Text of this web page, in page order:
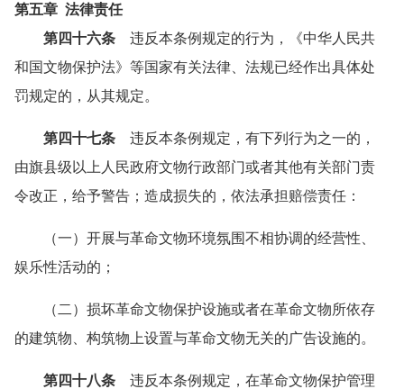
第五章 法律责任
第四十六条 违反本条例规定的行为，《中华人民共
和国文物保护法》等国家有关法律、法规已经作出具体处
罚规定的，从其规定。
第四十七条 违反本条例规定，有下列行为之一的，
由旗县级以上人民政府文物行政部门或者其他有关部门责
令改正，给予警告；造成损失的，依法承担赔偿责任：
（一）开展与革命文物环境氛围不相协调的经营性、
娱乐性活动的；
（二）损坏革命文物保护设施或者在革命文物所依存
的建筑物、构筑物上设置与革命文物无关的广告设施的。
第四十八条 违反本条例规定，在革命文物保护管理